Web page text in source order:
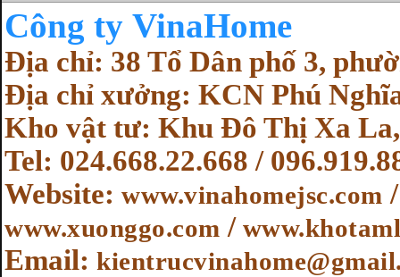
Công ty VinaHome
Địa chỉ: 38 Tổ Dân phố 3,
Địa chỉ xưởng: KCN Phú
Kho vật tư: Khu Đô Thị Xa
Tel: 024.668.22.668 /
Website: www.vinahomejsc.com
www.xuonggo.com /
Email: